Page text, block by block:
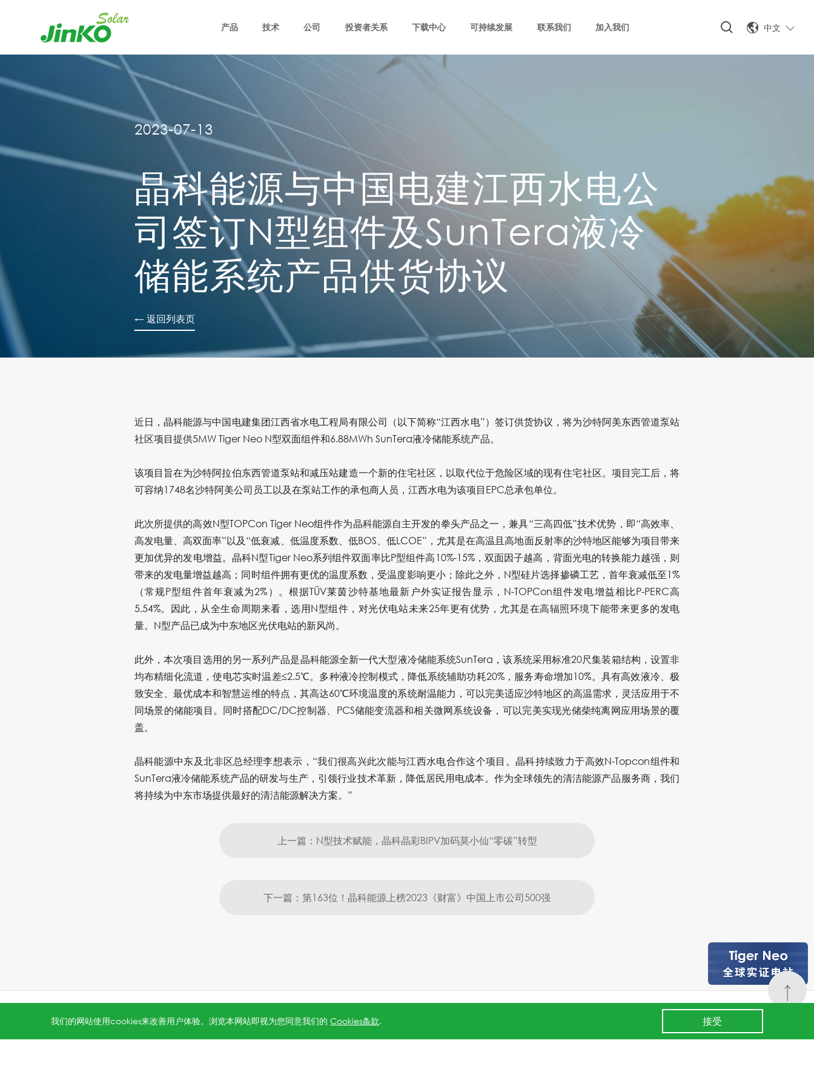
产品 技术 公司 投资者关系 下载中心 可持续发展 联系我们 加入我们 中文
2023-07-13
晶科能源与中国电建江西水电公
司签订N型组件及SunTera液冷
储能系统产品供货协议
← 返回列表页
近日，晶科能源与中国电建集团江西省水电工程局有限公司（以下简称“江西水电”）签订供货协议，将为沙特阿美东西管道泵站
社区项目提供5MW Tiger Neo N型双面组件和6.88MWh SunTera液冷储能系统产品。
该项目旨在为沙特阿拉伯东西管道泵站和减压站建造一个新的住宅社区，以取代位于危险区域的现有住宅社区。项目完工后，将
可容纳1748名沙特阿美公司员工以及在泵站工作的承包商人员，江西水电为该项目EPC总承包单位。
此次所提供的高效N型TOPCon Tiger Neo组件作为晶科能源自主开发的拳头产品之一，兼具“三高四低”技术优势，即“高效率、
高发电量、高双面率”以及“低衰减、低温度系数、低BOS、低LCOE”， 尤其是在高温且高地面反射率的沙特地区能够为项目带来
更加优异的发电增益。晶科N型Tiger Neo系列组件双面率比P型组件高10%-15%，双面因子越高，背面光电的转换能力越强，则
带来的发电量增益越高；同时组件拥有更优的温度系数，受温度影响更小；除此之外，N型硅片选择掺磷工艺，首年衰减低至1%
（常规P型组件首年衰减为2%）。根据TÜV莱茵沙特基地最新户外实证报告显示，N-TOPCon组件发电增益相比P-PERC高
5.54%。因此，从全生命周期来看，选用N型组件，对光伏电站未来25年更有优势，尤其是在高辐照环境下能带来更多的发电
量。N型产品已成为中东地区光伏电站的新风尚。
此外，本次项目选用的另一系列产品是晶科能源全新一代大型液冷储能系统SunTera，该系统采用标准20尺集装箱结构，设置非
均布精细化流道，使电芯实时温差≤2.5℃。多种液冷控制模式，降低系统辅助功耗20%，服务寿命增加10%。具有高效液冷、极
致安全、最优成本和智慧运维的特点， 其高达60℃环境温度的系统耐温能力，可以完美适应沙特地区的高温需求， 灵活应用于不
同场景的储能项目。 同时搭配DC/DC控制器、PCS储能变流器和相关微网系统设备，可以完美实现光储柴纯离网应用场景的覆
盖。
晶科能源中东及北非区总经理李想表示，“我们很高兴此次能与江西水电合作这个项目。晶科持续致力于高效N-Topcon组件和
SunTera液冷储能系统产品的研发与生产，引领行业技术革新，降低居民用电成本。作为全球领先的清洁能源产品服务商，我们
将持续为中东市场提供最好的清洁能源解决方案。”
上一篇：N型技术赋能，晶科晶彩BIPV加码莫小仙“零碳”转型
下一篇：第163位！晶科能源上榜2023《财富》中国上市公司500强
24小时全国服务热线
400 860 8878
↑
All rights reserved © 2026 Jinko Solar.沪ICP备2022022315号-1. 沪公网安备 31010602006888号
我们的网站使用cookies来改善用户体验。浏览本网站即视为您同意我们的 Cookies条款. 接受